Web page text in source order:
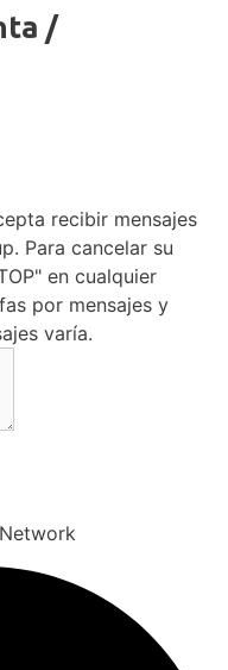
/
recibir mensajes
Para cancelar su
en cualquier
por mensajes y
varía.